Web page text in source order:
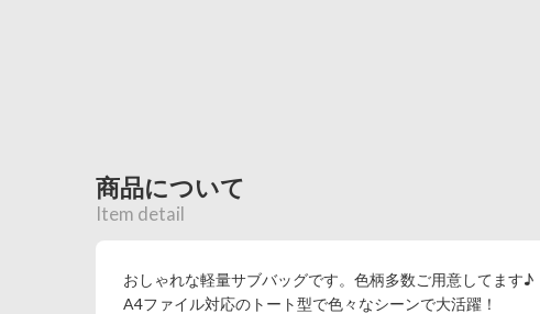
商品について
Item detail
おしゃれな軽量サブバッグです。色柄多数ご用意してます♪
A4ファイル対応のトート型で色々なシーンで大活躍！